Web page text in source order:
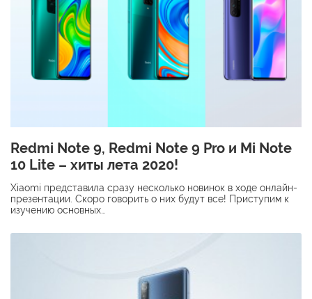
Redmi Note 9, Redmi Note 9 Pro и Mi Note
10 Lite – хиты лета 2020!
Xiaomi представила сразу несколько новинок в ходе онлайн-
презентации. Скоро говорить о них будут все! Приступим к
изучению основных…